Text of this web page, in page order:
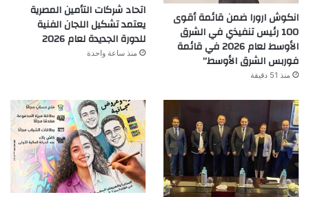
انكوش ارورا ضمن قائمة أقوى
100 رئيس تنفيذي في الشرق
الأوسط لعام 2026 في قائمة
فوربس الشرق الأوسط”
منذ 51 دقيقة
اتحاد شركات التأمين المصرية
يعتمد تشكيل اللجان الفنية
للدورة الجديدة لعام 2026
منذ ساعة واحدة